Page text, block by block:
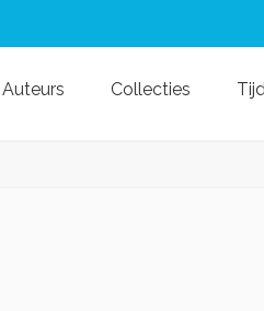
Auteurs Collecties